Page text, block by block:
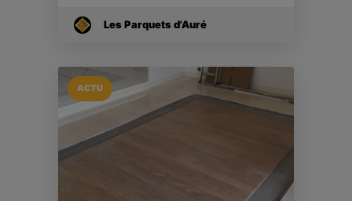
Les Parquets d'Auré
ACTU